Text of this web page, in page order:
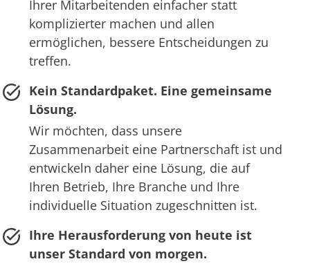
Ihrer Mitarbeitenden einfacher statt
komplizierter machen und allen
ermöglichen, bessere Entscheidungen zu
treffen.
Kein Standardpaket. Eine gemeinsame
Lösung.
Wir möchten, dass unsere
Zusammenarbeit eine Partnerschaft ist und
entwickeln daher eine Lösung, die auf
Ihren Betrieb, Ihre Branche und Ihre
individuelle Situation zugeschnitten ist.
Ihre Herausforderung von heute ist
unser Standard von morgen.